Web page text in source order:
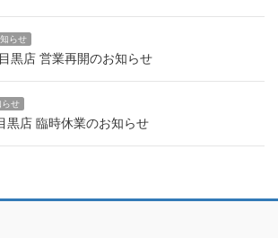
らせ
黒店 営業再開のお知らせ
らせ
黒店 臨時休業のお知らせ